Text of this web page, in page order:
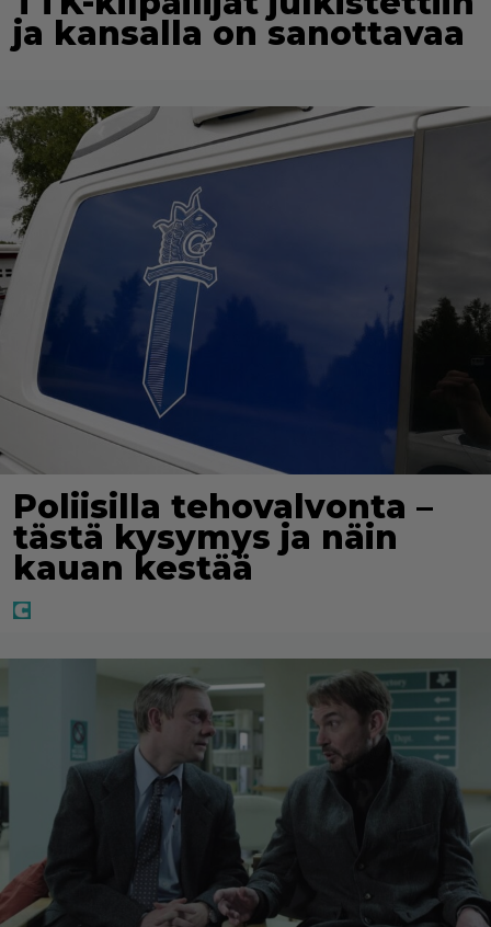
ja kansalla on sanottavaa
Poliisilla tehovalvonta –
tästä kysymys ja näin
kauan kestää